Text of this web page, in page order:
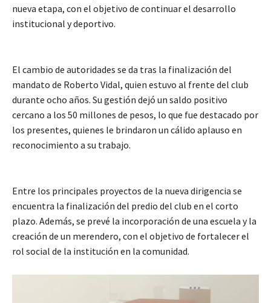
nueva etapa, con el objetivo de continuar el desarrollo
institucional y deportivo.
El cambio de autoridades se da tras la finalización del
mandato de Roberto Vidal, quien estuvo al frente del club
durante ocho años. Su gestión dejó un saldo positivo
cercano a los 50 millones de pesos, lo que fue destacado por
los presentes, quienes le brindaron un cálido aplauso en
reconocimiento a su trabajo.
Entre los principales proyectos de la nueva dirigencia se
encuentra la finalización del predio del club en el corto
plazo. Además, se prevé la incorporación de una escuela y la
creación de un merendero, con el objetivo de fortalecer el
rol social de la institución en la comunidad.